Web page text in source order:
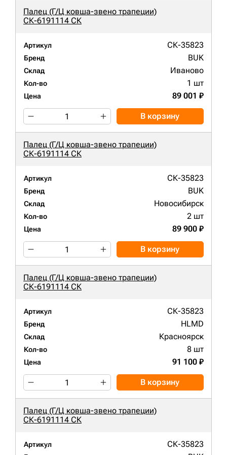
Палец (Г/Ц ковша-звено трапеции)
СК-6191114 СК
Артикул СК-35823
Бренд BUK
Склад Иваново
Кол-во 1 шт
Цена 89 001 ₽
В корзину
Палец (Г/Ц ковша-звено трапеции)
СК-6191114 СК
Артикул СК-35823
Бренд BUK
Склад Новосибирск
Кол-во 2 шт
Цена 89 900 ₽
В корзину
Палец (Г/Ц ковша-звено трапеции)
СК-6191114 СК
Артикул СК-35823
Бренд HLMD
Склад Красноярск
Кол-во 8 шт
Цена 91 100 ₽
В корзину
Палец (Г/Ц ковша-звено трапеции)
СК-6191114 СК
Артикул СК-35823